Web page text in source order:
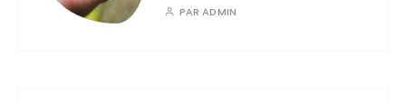
PARADMIN